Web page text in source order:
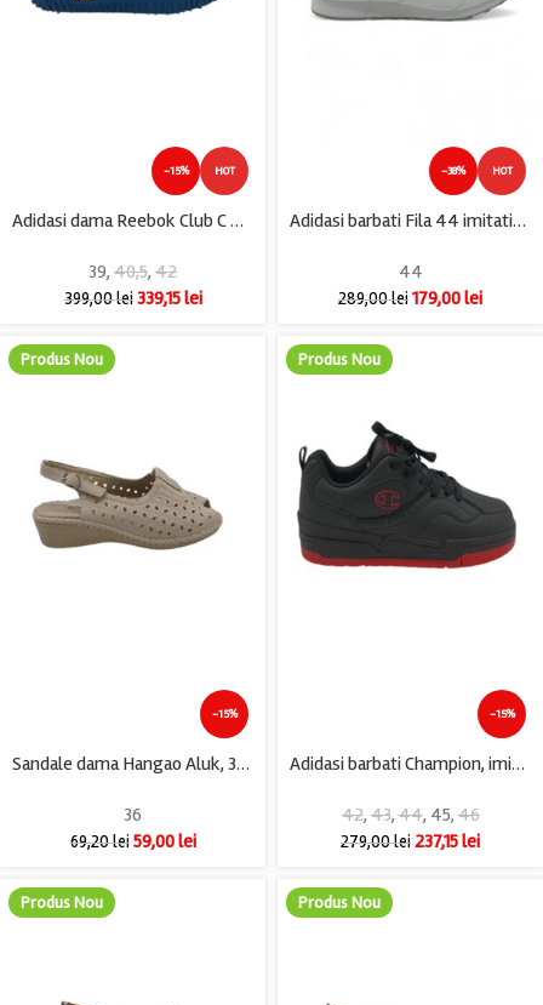
-15% HOT
Adidasi dama Reebok Club C Vibram, piele, imitatie de piele, albastru
39, 40,5, 42
399,00lei 339,15lei
-38% HOT
Adidasi barbati Fila 44 imitatie de piele , alb
44
289,00lei179,00lei
Produs Nou
-15%
Sandale dama Hangao Aluk, 36, imitatie de piele, crem
36
69,20lei 59,00lei
Produs Nou
-15%
Adidasi barbati Champion, imitatie de piele, negru
42,43,44, 45,46
279,00lei237,15lei
Produs Nou Produs Nou